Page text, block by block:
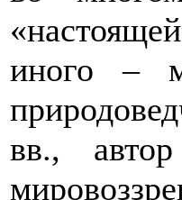
иного –
вв.,